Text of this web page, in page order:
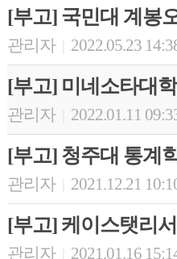
[부고] 국민대 계봉
관리자 2022.05.23
[부고] 미네소타대
관리자 2022.01.11
[부고] 청주대 통계
관리자 2021.12.21
[부고] 케이스탯리
관리자 2021.01.16